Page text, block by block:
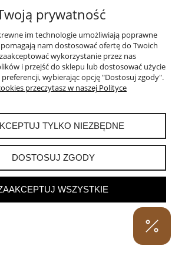
DO KOSZYKA
prywatność
im technologie umożliwiają poprawne
nam dostosować ofertę do Twoich
wykorzystanie przez nas
i przejść do sklepu lub dostosować użycie
wybierając opcję "Dostosuj zgody".
przeczytasz w naszej Polityce
TYLKO NIEZBĘDNE
DOSTOSUJ ZGODY
WSZYSTKIE